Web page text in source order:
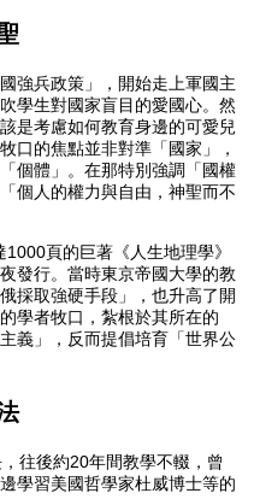
兵政策」，開始走上軍國主
學生對國家盲目的愛國心。然
是考慮如何教育身邊的可愛兒
口的焦點並非對準「國家」，
個體」。在那特別強調「國權
個人的權力與自由，神聖而不
頁的巨著《人生地理學》
發行。當時東京帝國大學的教
採取強硬手段」，也升高了開
學者牧口，紮根於其所在的
義」，反而提倡培育「世界公
往後約20年間教學不輟，曾
學習美國哲學家杜威博士等的